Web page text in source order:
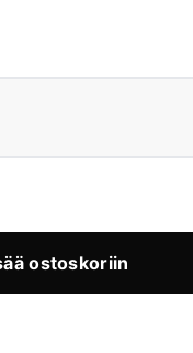
ostoskoriin